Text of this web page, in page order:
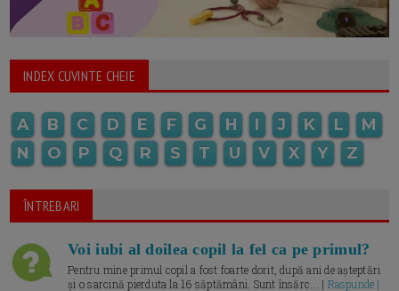
INDEX CUVINTE CHEIE
A B C D E F G H I J K L
M
N
O P Q R S T U V X Y Z
ÎNTREBARI
Voi iubi al doilea copil la fel ca pe primul?
Pentru mine primul copil a fost foarte dorit, după ani de așteptări
și o sarcină pierduta la 16 săptămâni. Sunt însărc... | Raspunde |